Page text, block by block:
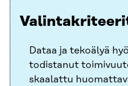
Dataa ja tekoälyä
todistanut
skaalattu